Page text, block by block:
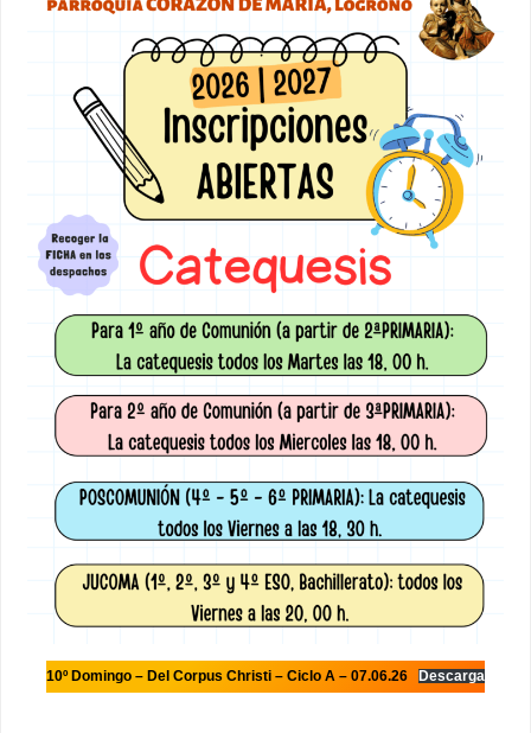
10º Domingo – Del Corpus Christi – Ciclo A – 07.06.26 Descarga